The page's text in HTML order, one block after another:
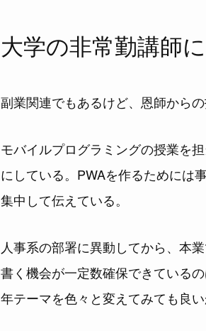
大学の非常勤講師
副業関連でもあるけど、恩師から
モバイルプログラミングの授業を
にしている。PWAを作るためには
集中して伝えている。
人事系の部署に異動してから、本
書く機会が一定数確保できている
年テーマを色々と変えてみても良い